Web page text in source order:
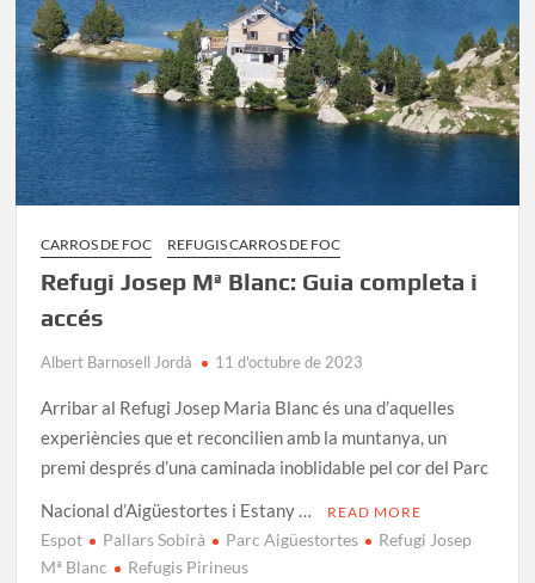
CARROS DE FOC REFUGIS CARROS DE FOC
Refugi Josep Mª Blanc: Guia completa i
accés
Albert Barnosell Jordà 11 d'octubre de 2023
Arribar al Refugi Josep Maria Blanc és una d’aquelles
experiències que et reconcilien amb la muntanya, un
premi després d’una caminada inoblidable pel cor del Parc
Nacional d’Aigüestortes i Estany …
READ MORE
Espot Pallars Sobirà Parc Aigüestortes
Refugi Josep
Mª Blanc
Refugis Pirineus